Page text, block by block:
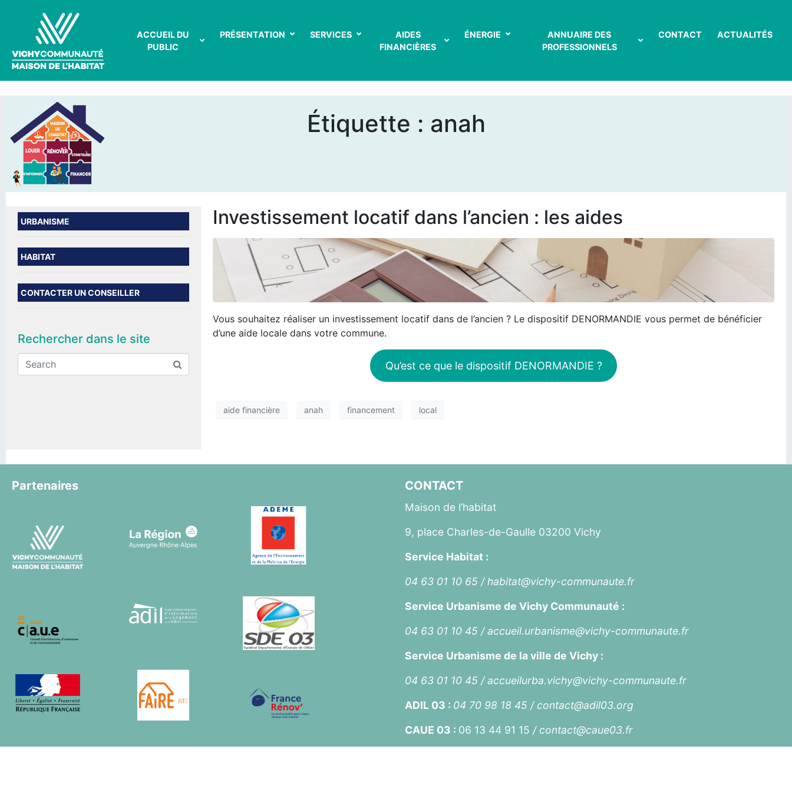
ACCUEIL DU
PUBLIC
PRÉSENTATION SERVICES
AIDES
FINANCIÈRES
ÉNERGIE
ANNUAIRE DES
PROFESSIONNELS
CONTACT ACTUALITÉS
Étiquette : anah
Investissement locatif dans l’ancien : les aides
Vous souhaitez réaliser un investissement locatif dans de l’ancien ? Le dispositif DENORMANDIE vous permet de bénéficier
d’une aide locale dans votre commune.
Qu’est ce que le dispositif DENORMANDIE ?
aide financière anah financement local
URBANISME
HABITAT
CONTACTER UN CONSEILLER
Rechercher dans le site
Partenaires CONTACT
Maison de l’habitat
9, place Charles-de-Gaulle 03200 Vichy
Service Habitat :
04 63 01 10 65 /habitat@vichy-communaute.fr
Service Urbanisme de Vichy Communauté :
04 63 01 10 45 /accueil.urbanisme@vichy-communaute.fr
Service Urbanisme de la ville de Vichy :
04 63 01 10 45 /accueilurba.vichy@vichy-communaute.fr
ADIL 03 : 04 70 98 18 45 / contact@adil03.org
CAUE 03 : 06 13 44 91 15 / contact@caue03.fr